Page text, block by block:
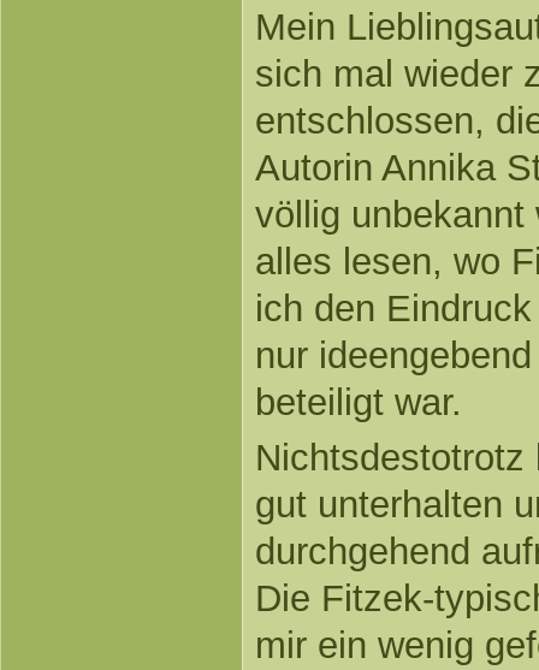
Mein
sich mal wieder
entschlossen,
Autorin Annika
völlig unbekannt
alles lesen, wo
ich den
nur
beteiligt war.
gut unterhalten
durchgehend
Die Fitzek-
mir ein wenig